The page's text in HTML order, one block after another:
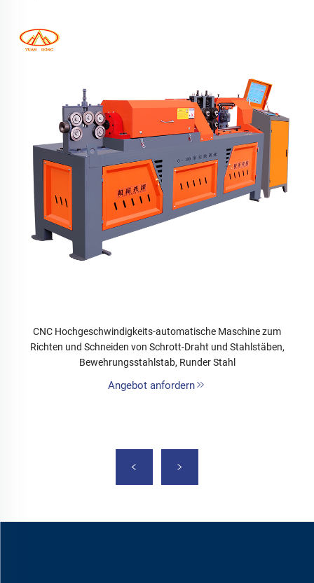
CNC Hochgeschwindigkeits-automatische Maschine zum
Richten und Schneiden von Schrott-Draht und Stahlstäben,
Bewehrungsstahlstab, Runder Stahl
Angebot anfordern